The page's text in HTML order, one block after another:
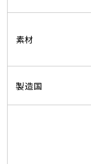
素材
製造国